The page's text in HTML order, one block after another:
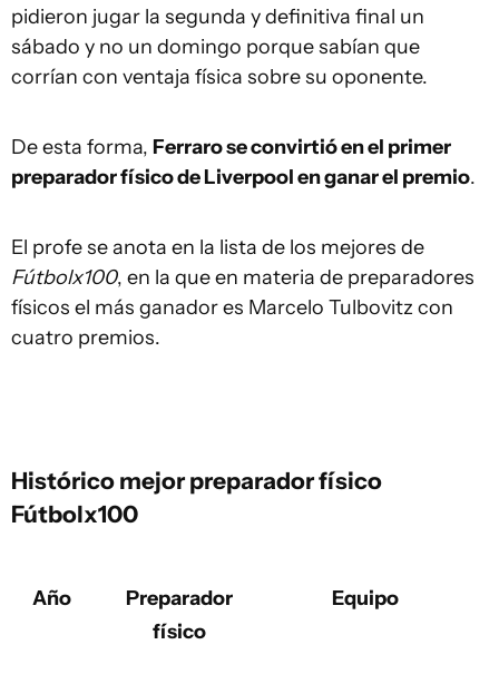
pidieron jugar la segunda y definitiva final un
sábado y no un domingo porque sabían que
corrían con ventaja física sobre su oponente.
De esta forma, Ferraro se convirtió en el primer
preparador físico de Liverpool en ganar el premio.
El profe se anota en la lista de los mejores de
Fútbolx100, en la que en materia de preparadores
físicos el más ganador es Marcelo Tulbovitz con
cuatro premios.
Histórico mejor preparador físico
Fútbolx100
Año
Preparador
físico
Equipo